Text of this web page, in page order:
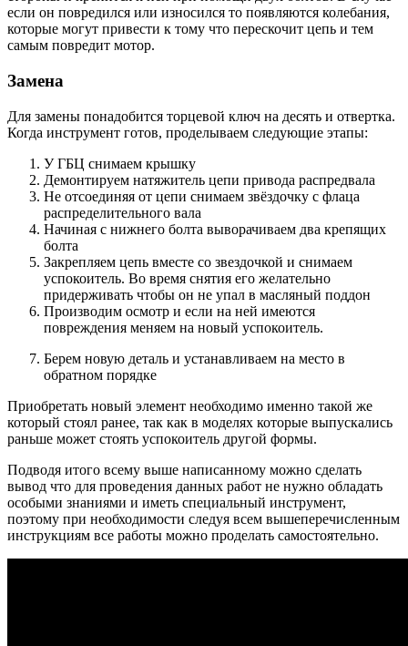
если он повредился или износился то появляются колебания,
которые могут привести к тому что перескочит цепь и тем
самым повредит мотор.
Замена
Для замены понадобится торцевой ключ на десять и отвертка.
Когда инструмент готов, проделываем следующие этапы:
У ГБЦ снимаем крышку
Демонтируем натяжитель цепи привода распредвала
Не отсоединяя от цепи снимаем звёздочку с флаца
распределительного вала
Начиная с нижнего болта выворачиваем два крепящих
болта
Закрепляем цепь вместе со звездочкой и снимаем
успокоитель. Во время снятия его желательно
придерживать чтобы он не упал в масляный поддон
Производим осмотр и если на ней имеются
повреждения меняем на новый успокоитель.
Берем новую деталь и устанавливаем на место в
обратном порядке
Приобретать новый элемент необходимо именно такой же
который стоял ранее, так как в моделях которые выпускались
раньше может стоять успокоитель другой формы.
Подводя итого всему выше написанному можно сделать
вывод что для проведения данных работ не нужно обладать
особыми знаниями и иметь специальный инструмент,
поэтому при необходимости следуя всем вышеперечисленным
инструкциям все работы можно проделать самостоятельно.